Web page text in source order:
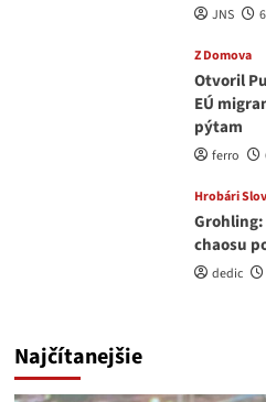
JNS
Z Domova
Otvoril
EÚ
pýtam
ferro
Hrobári
Grohling:
chaosu
dedic
Najčítanejšie